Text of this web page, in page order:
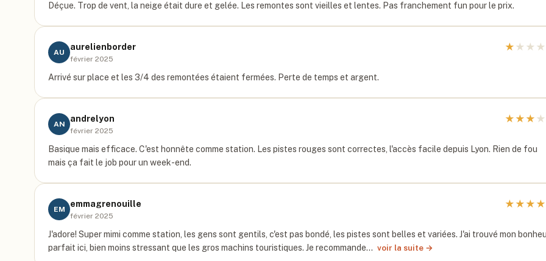
Déçue. Trop de vent, la neige était dure et gelée. Les remontes sont vieilles et lentes. Pas franchement fun pour le prix.
AU
aurelienborder
février 2025
★ ★ ★ ★
Arrivé sur place et les 3/4 des remontées étaient fermées. Perte de temps et argent.
AN
andrelyon
février 2025
★ ★ ★ ★
Basique mais efficace. C'est honnête comme station. Les pistes rouges sont correctes, l'accès facile depuis Lyon. Rien de fou
mais ça fait le job pour un week-end.
EM
emmagrenouille
février 2025
★ ★ ★ ★
J'adore! Super mimi comme station, les gens sont gentils, c'est pas bondé, les pistes sont belles et variées. J'ai trouvé mon
parfait ici, bien moins stressant que les gros machins touristiques. Je recommande… voir la suite →